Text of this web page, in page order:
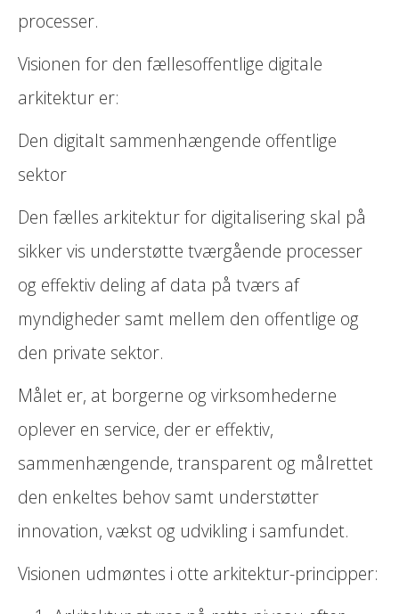
processer.
Visionen for den fællesoffentlige digitale
arkitektur er:
Den digitalt sammenhængende offentlige
sektor
Den fælles arkitektur for digitalisering skal på
sikker vis understøtte tværgående processer
og effektiv deling af data på tværs af
myndigheder samt mellem den offentlige og
den private sektor.
Målet er, at borgerne og virksomhederne
oplever en service, der er effektiv,
sammenhængende, transparent og målrettet
den enkeltes behov samt understøtter
innovation, vækst og udvikling i samfundet.
Visionen udmøntes i otte arkitektur-principper: